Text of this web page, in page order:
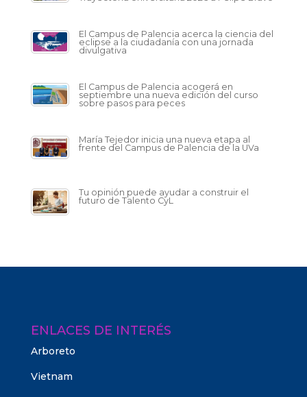
El Campus de Palencia acerca la ciencia del
eclipse a la ciudadanía con una jornada
divulgativa
El Campus de Palencia acogerá en
septiembre una nueva edición del curso
sobre pasos para peces
María Tejedor inicia una nueva etapa al
frente del Campus de Palencia de la UVa
Tu opinión puede ayudar a construir el
futuro de Talento CyL
ENLACES DE INTERÉS
Arboreto
Vietnam